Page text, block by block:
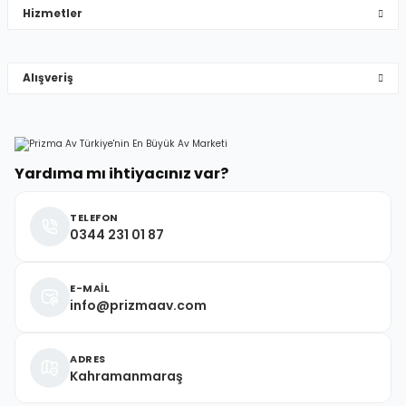
çok hızlı çok ilgillier
Yardıma mı ihtiyacınız var?
TELEFON
0344 231 01 87
E-MAİL
info@prizmaav.com
ADRES
Kahramanmaraş
Hizmetler
Alışveriş